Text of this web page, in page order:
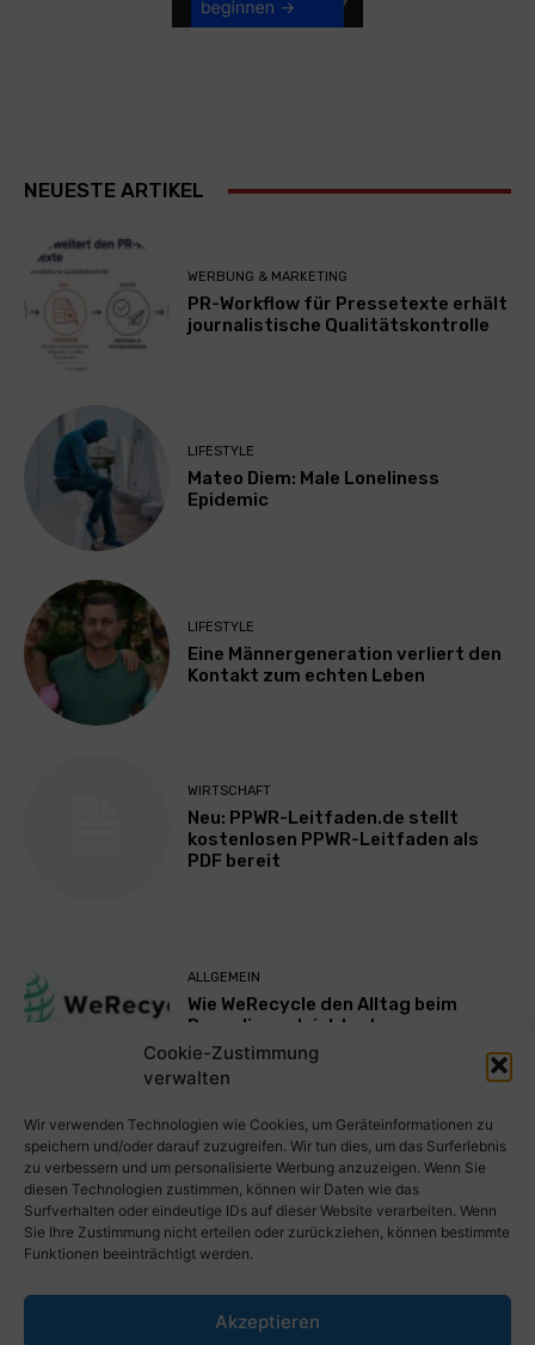
Cookie-Zustimmung
verwalten
Wir verwenden Technologien wie Cookies, um Geräteinformationen zu
speichern und/oder darauf zuzugreifen. Wir tun dies, um das Surferlebnis
zu verbessern und um personalisierte Werbung anzuzeigen. Wenn Sie
diesen Technologien zustimmen, können wir Daten wie das
Surfverhalten oder eindeutige IDs auf dieser Website verarbeiten. Wenn
Sie Ihre Zustimmung nicht erteilen oder zurückziehen, können bestimmte
Funktionen beeinträchtigt werden.
Akzeptieren
NEUESTE ARTIKEL
WERBUNG & MARKETING
PR-Workflow für Pressetexte erhält
journalistische Qualitätskontrolle
LIFESTYLE
Mateo Diem: Male Loneliness
Epidemic
LIFESTYLE
Eine Männergeneration verliert den
Kontakt zum echten Leben
WIRTSCHAFT
Neu: PPWR-Leitfaden.de stellt
kostenlosen PPWR-Leitfaden als
PDF bereit
ALLGEMEIN
Wie WeRecycle den Alltag beim
Recycling erleichtert
Mehr laden